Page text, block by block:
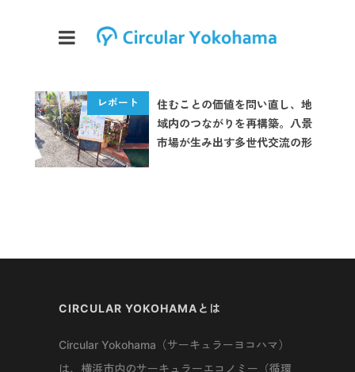
住むことの価値を問い直し、地
域内のつながりを再構築。八景
市場が生み出す多世代交流の形
CIRCULAR YOKOHAMAとは
Circular Yokohama（サーキュラーヨコハマ）
は、横浜市内のサーキュラーエコノミー（循環